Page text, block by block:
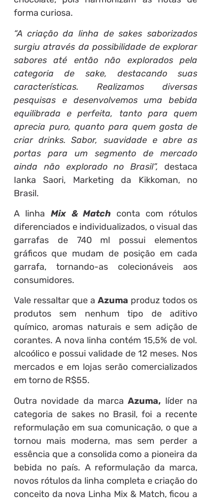
forma curiosa.
“A criação da linha de sakes saborizados
surgiu através da possibilidade de explorar
sabores até então não explorados pela
categoria de sake, destacando suas
características. Realizamos diversas
pesquisas e desenvolvemos uma bebida
equilibrada e perfeita, tanto para quem
aprecia puro, quanto para quem gosta de
criar drinks. Sabor, suavidade e abre as
portas para um segmento de mercado
ainda não explorado no Brasil”,
destaca
Ianka Saori, Marketing da Kikkoman, no
Brasil.
A linha Mix & Match conta com rótulos
diferenciados e individualizados, o visual das
garrafas de 740 ml possui elementos
gráficos que mudam de posição em cada
garrafa, tornando-as colecionáveis aos
consumidores.
Vale ressaltar que a Azuma produz todos os
produtos sem nenhum tipo de aditivo
químico, aromas naturais e sem adição de
corantes. A nova linha contém 15,5% de vol.
alcoólico e possui validade de 12 meses. Nos
mercados e em lojas serão comercializados
em torno de R$55.
Outra novidade da marcaAzuma, líder na
categoria de sakes no Brasil, foi a recente
reformulação em sua comunicação, o que a
tornou mais moderna, mas sem perder a
essência que a consolida como a pioneira da
bebida no país. A reformulação da marca,
novos rótulos da linha completa e criação do
conceito da nova Linha Mix & Match, ficou a